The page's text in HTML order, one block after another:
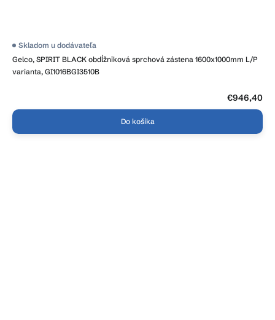
Gelco, SPIRIT BLACK obdĺžniková sprchová zástena 1600x1000mm L/P
varianta, GI1016BGI3510B
Skladom u dodávateľa
€946,40
Do košíka